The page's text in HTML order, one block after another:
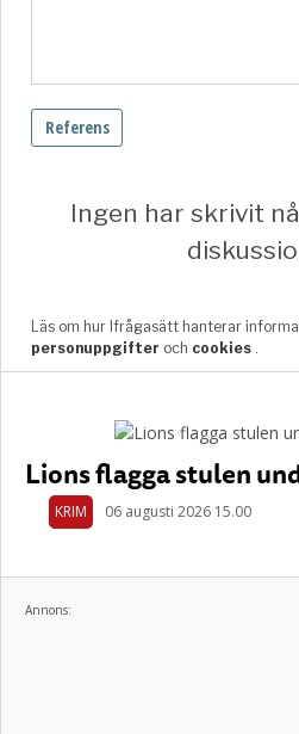
Lions flagga stulen
KRIM 06 augusti 2026 15.00
Annons: